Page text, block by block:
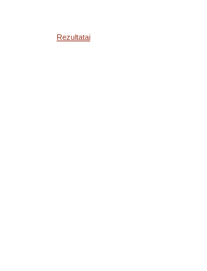
Rezultatai